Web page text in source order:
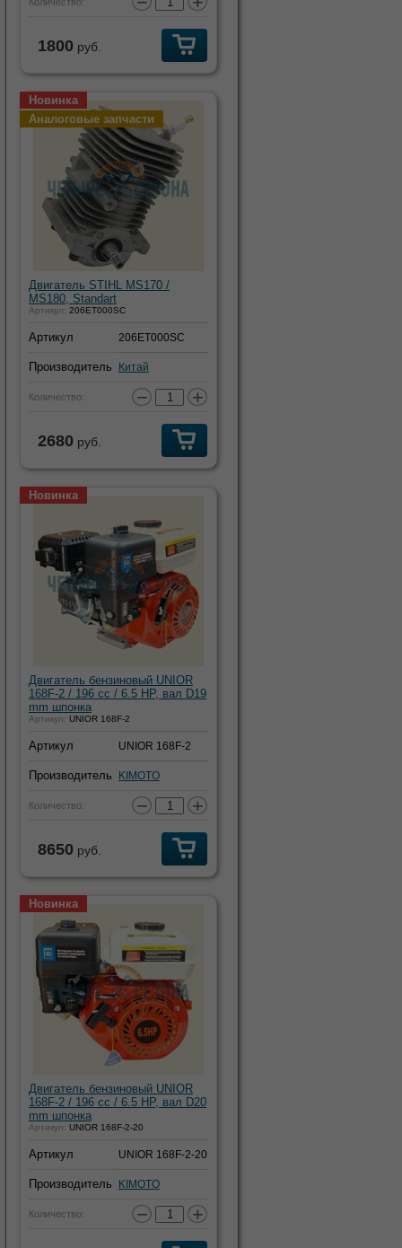
1800 руб.
Новинка
Аналоговые запчасти
Двигатель STIHL MS170 /
MS180, Standart
Артикул: 206ET000SC
Артикул 206ET000SC
Производитель Китай
Количество: − +
2680 руб.
Новинка
Двигатель бензиновый UNIOR
168F-2 / 196 cc / 6.5 HP, вал D19
mm шпонка
Артикул: UNIOR 168F-2
Артикул UNIOR 168F-2
Производитель KIMOTO
Количество: − +
8650 руб.
Новинка
Двигатель бензиновый UNIOR
168F-2 / 196 cc / 6.5 HP, вал D20
mm шпонка
Артикул: UNIOR 168F-2-20
Артикул UNIOR 168F-2-20
Производитель KIMOTO
Количество: − +